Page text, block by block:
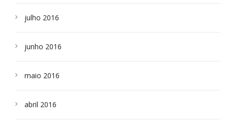
julho 2016
junho 2016
maio 2016
abril 2016